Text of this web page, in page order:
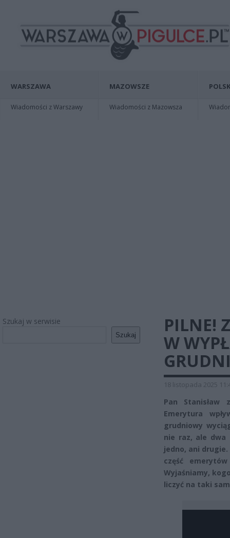
WARSZAWA
Wiadomości z Warszawy
MAZOWSZE
Wiadomości z Mazowsza
Szukaj w serwisie
Szukaj
PILNE!
W
18 listopada 2025
Pan
Emerytura
grudniowy
nie raz, ale dwa
jedno, ani
część
Wyjaśniamy,
liczyć na taki